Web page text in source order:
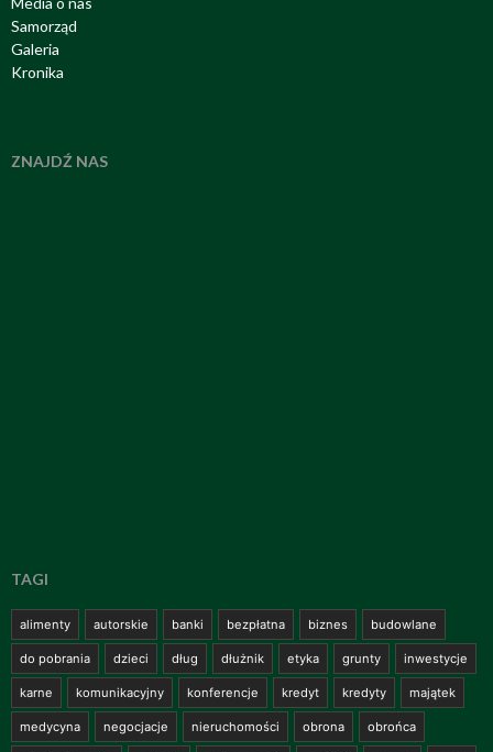
Samorząd
Galeria
Kronika
ZNAJDŹ NAS
TAGI
alimenty autorskie banki bezpłatna biznes budowlane
do pobrania dzieci dług dłużnik etyka grunty inwestycje
karne komunikacyjny konferencje kredyt kredyty majątek
medycyna negocjacje nieruchomości obrona obrońca